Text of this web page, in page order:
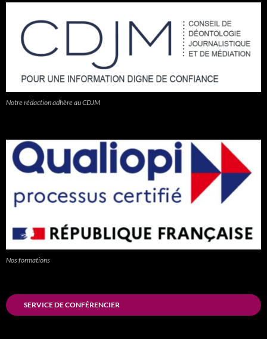
Notre rédaction adhère au CDJM
Nos formations
SERVICE DE CONFÉRENCIER